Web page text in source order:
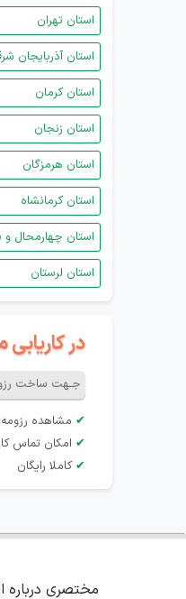
استان تهران
استان آذربایجان
استان کرمان
استان زنجان
استان هرمزگان
استان کرمانشاه
استان چهارمحال و
استان لرستان
در
جـهت ساخت
✔ مشاهده رزومه
✔ امکان تماس
✔ کاملا رایگان
مختصری درباره